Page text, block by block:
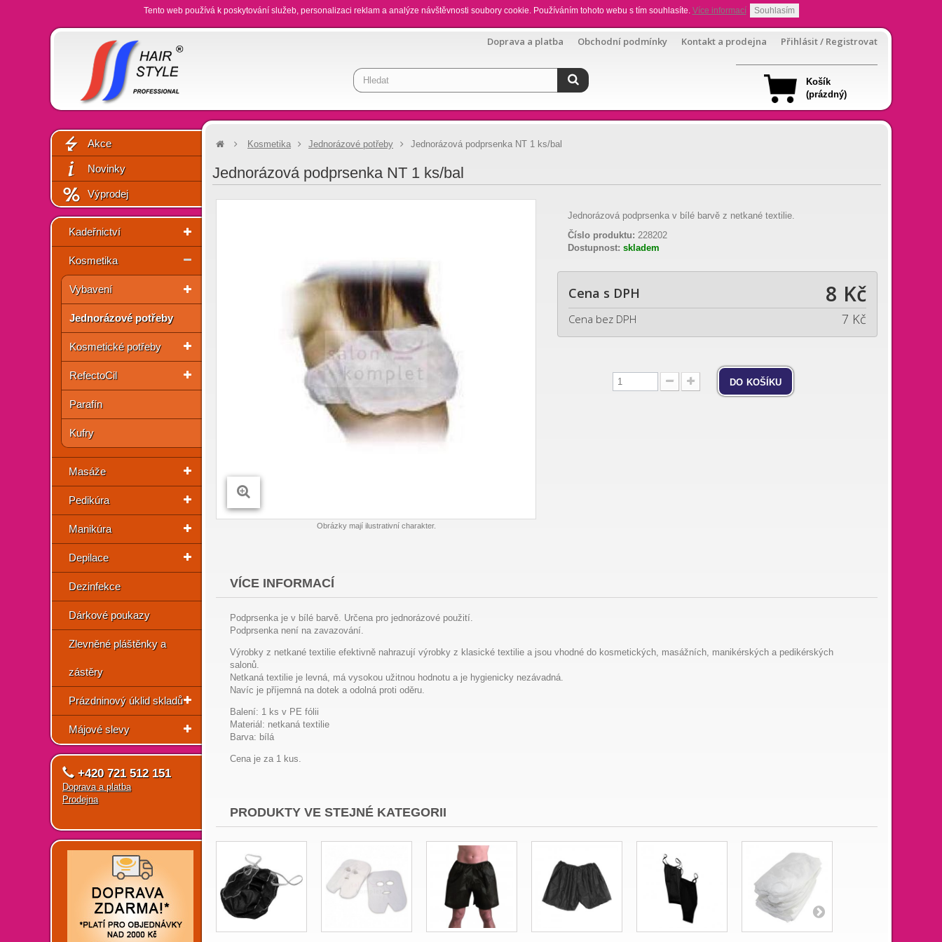
Tento web používá k poskytování služeb, personalizaci reklam a analýze návštěvnosti soubory cookie. Používáním tohoto webu s tím souhlasíte. Více informací Souhlasím
Doprava a platba Obchodní podmínky Kontakt a prodejna Přihlásit / Registrovat
Košík
(prázdný)
Akce
Novinky
Výprodej
Kadeřnictví
Kosmetika
Vybavení
Jednorázové potřeby
Kosmetické potřeby
RefectoCil
Parafín
Kufry
Masáže
Pedikúra
Manikúra
Depilace
Dezinfekce
Dárkové poukazy
Zlevněné pláštěnky a
zástěry
Prázdninový úklid skladů
Májové slevy
+420 721 512 151
Doprava a platba
Prodejna
Kosmetika Jednorázové potřeby Jednorázová podprsenka NT 1 ks/bal
Jednorázová podprsenka NT 1 ks/bal
Obrázky mají ilustrativní charakter.
Jednorázová podprsenka v bílé barvě z netkané textilie.
Číslo produktu: 228202
Dostupnost: skladem
Cena s DPH 8 Kč
Cena bez DPH 7 Kč
do košíku
VÍCE INFORMACÍ
Podprsenka je v bílé barvě. Určena pro jednorázové použití.
Podprsenka není na zavazování.
Výrobky z netkané textilie efektivně nahrazují výrobky z klasické textilie a jsou vhodné do kosmetických, masážních, manikérských a pedikérských
salonů.
Netkaná textilie je levná, má vysokou užitnou hodnotu a je hygienicky nezávadná.
Navíc je příjemná na dotek a odolná proti oděru.
Balení: 1 ks v PE fólii
Materiál: netkaná textilie
Barva: bílá
Cena je za 1 kus.
PRODUKTY VE STEJNÉ KATEGORII